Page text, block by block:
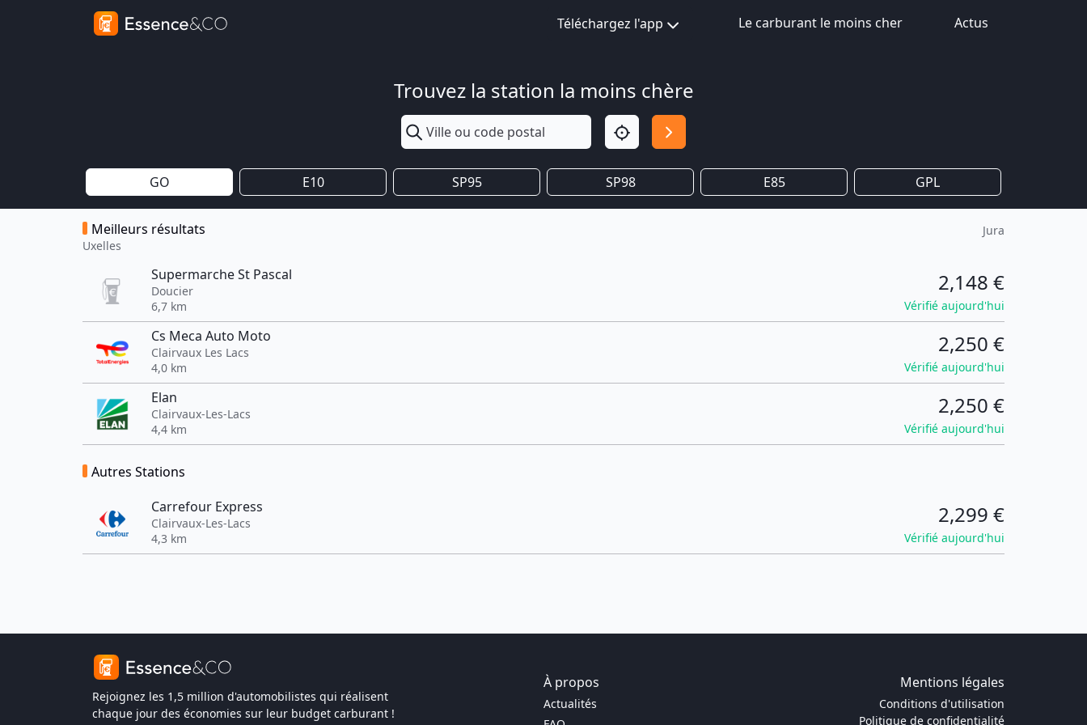
Téléchargez l'app Le carburant le moins cher Actus
Trouvez la station la moins chère
GO E10 SP95 SP98 E85 GPL
Meilleurs résultats
Uxelles
Jura
Supermarche St Pascal
Doucier
6,7 km
2,148 €
Vérifié aujourd'hui
Cs Meca Auto Moto
Clairvaux Les Lacs
4,0 km
2,250 €
Vérifié aujourd'hui
Elan
Clairvaux-Les-Lacs
4,4 km
2,250 €
Vérifié aujourd'hui
Autres Stations
Carrefour Express
Clairvaux-Les-Lacs
4,3 km
2,299 €
Vérifié aujourd'hui
Rejoignez les 1,5 million d'automobilistes qui réalisent
chaque jour des économies sur leur budget carburant !
À propos Mentions légales
Actualités
Conditions d'utilisation
Politique de confidentialité